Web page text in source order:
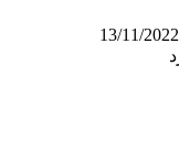
13/11/2022